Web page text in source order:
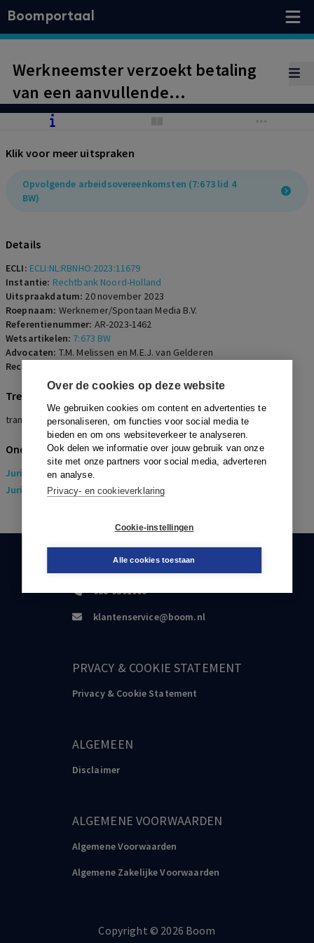
Over de cookies op deze website
We gebruiken cookies om content en advertenties te
personaliseren, om functies voor social media te
bieden en om ons websiteverkeer te analyseren.
Ook delen we informatie over jouw gebruik van onze
site met onze partners voor social media, adverteren
en analyse.
Privacy- en cookieverklaring
Cookie-instellingen
Alle cookies toestaan
Boomportaal
Werkneemster verzoekt betaling
van een aanvullende
transitievergoeding. Geen sprake
Klik voor meer uitspraken
Opvolgende arbeidsovereenkomsten (7:673 lid 4
BW)
Details
ECLI: ECLI:NL:RBNHO:2023:11679
Instantie: Rechtbank Noord-Holland
Uitspraakdatum: 20 november 2023
Roepnaam: Werknemer/Spontaan Media B.V.
Referentienummer: AR-2023-1462
Wetsartikelen: 7:673 BW
Advocaten: T.M. Melissen en M.E.J. van Gelderen
Rechters:
Trefwoorden
transitievergoeding, opvolgend werkgeverschap
Onderwerpen
Juridisch> Arbeidsrecht
Juridisch > Sociaal Zekerheidsrecht
KLANTENSERVICE
088-0301000
klantenservice@boom.nl
PRVACY & COOKIE STATEMENT
Privacy & Cookie Statement
ALGEMEEN
Disclaimer
ALGEMENE VOORWAARDEN
Algemene Voorwaarden
Algemene Zakelijke Voorwaarden
Copyright ©️ 2026 Boom